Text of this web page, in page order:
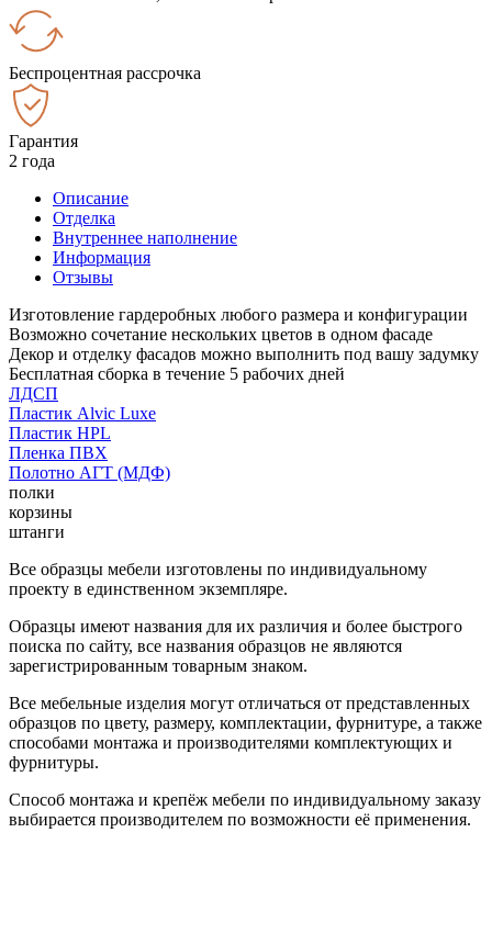
Беспроцентная рассрочка
Гарантия
2 года
Описание
Отделка
Внутреннее наполнение
Информация
Отзывы
Изготовление гардеробных любого размера и конфигурации
Возможно сочетание нескольких цветов в одном фасаде
Декор и отделку фасадов можно выполнить под вашу задумку
Бесплатная сборка в течение 5 рабочих дней
ЛДСП
Пластик Alvic Luxe
Пластик HPL
Пленка ПВХ
Полотно АГТ (МДФ)
полки
корзины
штанги
Все образцы мебели изготовлены по индивидуальному
проекту в единственном экземпляре.
Образцы имеют названия для их различия и более быстрого
поиска по сайту, все названия образцов не являются
зарегистрированным товарным знаком.
Все мебельные изделия могут отличаться от представленных
образцов по цвету, размеру, комплектации, фурнитуре, а также
способами монтажа и производителями комплектующих и
фурнитуры.
Способ монтажа и крепёж мебели по индивидуальному заказу
выбирается производителем по возможности её применения.